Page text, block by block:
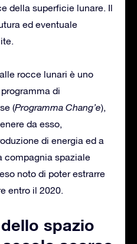
della superficie lunare. Il
ed eventuale
rocce lunari è uno
di
(Programma Chang’e),
da esso,
di energia ed a
compagnia spaziale
noto di poter estrarre
entro il 2020.
spazio